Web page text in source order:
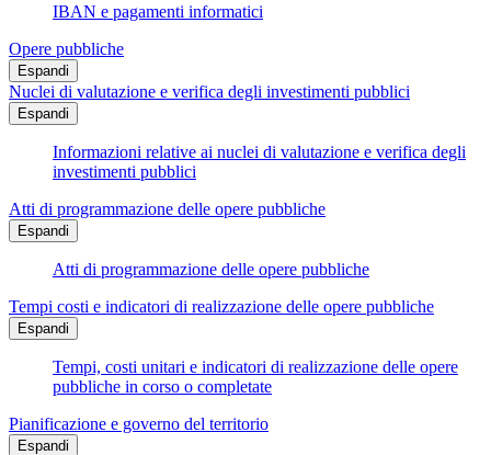
IBAN e pagamenti informatici
Opere pubbliche
Espandi
Nuclei di valutazione e verifica degli investimenti pubblici
Espandi
Informazioni relative ai nuclei di valutazione e verifica degli
investimenti pubblici
Atti di programmazione delle opere pubbliche
Espandi
Atti di programmazione delle opere pubbliche
Tempi costi e indicatori di realizzazione delle opere pubbliche
Espandi
Tempi, costi unitari e indicatori di realizzazione delle opere
pubbliche in corso o completate
Pianificazione e governo del territorio
Espandi